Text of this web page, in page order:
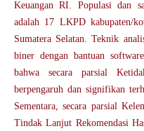
Keuangan RI. Populasi dan
adalah 17 LKPD kabupaten/
Sumatera Selatan. Teknik
biner dengan bantuan
bahwa secara parsial
berpengaruh dan signifikan
Sementara, secara parsial
Tindak Lanjut Rekomendasi